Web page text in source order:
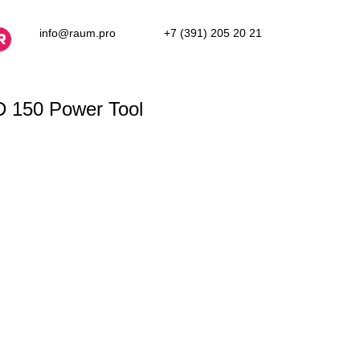
info@raum.pro +7 (391) 205 20 21
150 Power Tool